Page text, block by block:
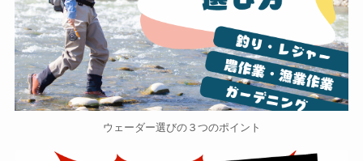
ウェーダー選びの３つのポイント